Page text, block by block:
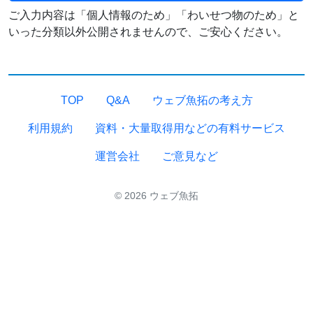
ご入力内容は「個人情報のため」「わいせつ物のため」と
いった分類以外公開されませんので、ご安心ください。
TOP Q&A ウェブ魚拓の考え方
利用規約 資料・大量取得用などの有料サービス
運営会社 ご意見など
© 2026 ウェブ魚拓